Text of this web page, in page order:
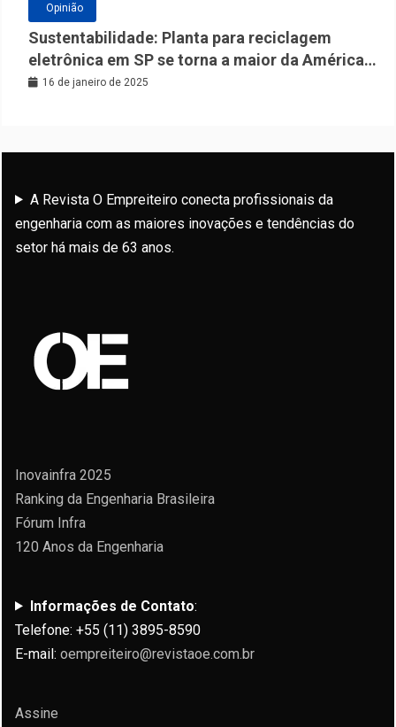
Opinião
Sustentabilidade: Planta para reciclagem
eletrônica em SP se torna a maior da América
Latina
16 de janeiro de 2025
A Revista O Empreiteiro conecta profissionais da
engenharia com as maiores inovações e tendências do
setor há mais de 63 anos.
Inovainfra 2025
Ranking da Engenharia Brasileira
Fórum Infra
120 Anos da Engenharia
Informações de Contato:
Telefone: +55 (11) 3895-8590
E-mail: oempreiteiro@revistaoe.com.br
Assine